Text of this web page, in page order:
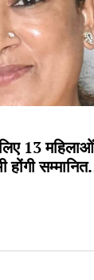
13
होंगी